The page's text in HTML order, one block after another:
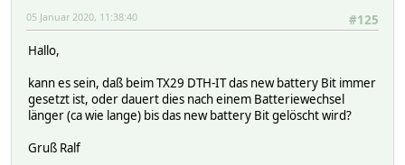
#125
05 Januar 2020, 11:38:40
Hallo,
kann es sein, daß beim TX29 DTH-IT das new battery Bit immer
gesetzt ist, oder dauert dies nach einem Batteriewechsel
länger (ca wie lange) bis das new battery Bit gelöscht wird?
Gruß Ralf